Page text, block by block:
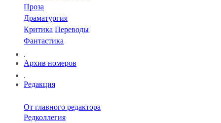
Проза
Драматургия
Критика Переводы
Фантастика
.
Архив номеров
.
Редакция
От главного редактора
Редколлегия